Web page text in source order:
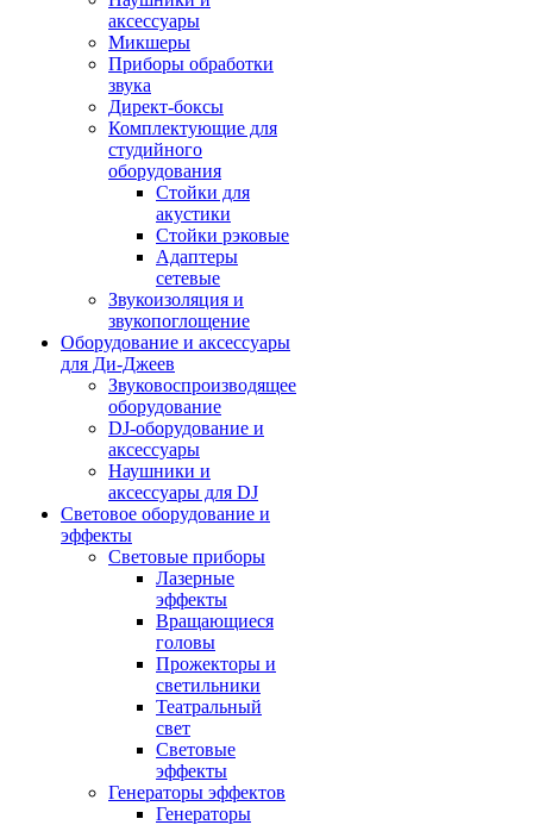
аксессуары
Микшеры
Приборы обработки
звука
Директ-боксы
Комплектующие для
студийного
оборудования
Стойки для
акустики
Стойки рэковые
Адаптеры
сетевые
Звукоизоляция и
звукопоглощение
Оборудование и аксессуары
для Ди-Джеев
Звуковоспроизводящее
оборудование
DJ-оборудование и
аксессуары
Наушники и
аксессуары для DJ
Световое оборудование и
эффекты
Световые приборы
Лазерные
эффекты
Вращающиеся
головы
Прожекторы и
светильники
Театральный
свет
Световые
эффекты
Генераторы эффектов
Генераторы